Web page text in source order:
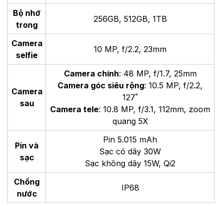
Bộ nhớ
trong
256GB, 512GB, 1TB
Camera
selfie
10 MP, f/2.2, 23mm
Camera
sau
Camera chính: 48 MP, f/1.7, 25mm
Camera góc siêu rộng: 10.5 MP, f/2.2,
127˚
Camera tele: 10.8 MP, f/3.1, 112mm, zoom
quang 5X
Pin và
sạc
Pin 5.015 mAh
Sạc có dây 30W
Sạc không dây 15W, Qi2
Chống
nước
IP68